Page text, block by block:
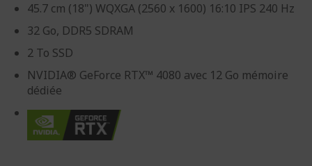
45.7 cm (18") WQXGA (2560 x 1600) 16:10 IPS 240 Hz
32 Go, DDR5 SDRAM
2 To SSD
NVIDIA® GeForce RTX™ 4080 avec 12 Go mémoire
dédiée